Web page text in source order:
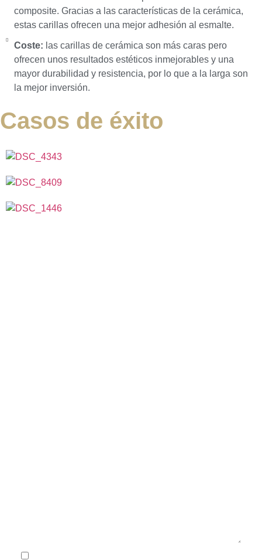
composite. Gracias a las características de la cerámica,
estas carillas ofrecen una mejor adhesión al esmalte.
Coste: las carillas de cerámica son más caras pero
ofrecen unos resultados estéticos inmejorables y una
mayor durabilidad y resistencia, por lo que a la larga son
la mejor inversión.
Casos de éxito